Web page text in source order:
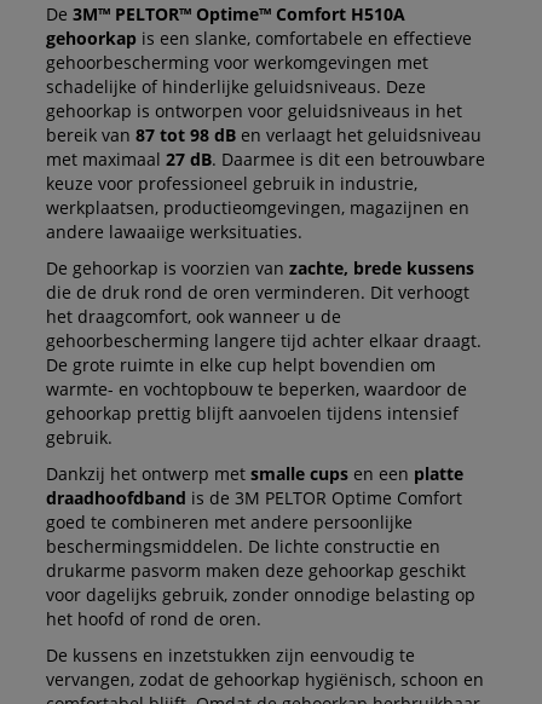
De 3M™ PELTOR™ Optime™ Comfort H510A
gehoorkapis een slanke, comfortabele en effectieve
gehoorbescherming voor werkomgevingen met
schadelijke of hinderlijke geluidsniveaus. Deze
gehoorkap is ontworpen voor geluidsniveaus in het
bereik van 87 tot 98 dBen verlaagt het geluidsniveau
met maximaal 27 dB. Daarmee is dit een betrouwbare
keuze voor professioneel gebruik in industrie,
werkplaatsen, productieomgevingen, magazijnen en
andere lawaaiige werksituaties.
De gehoorkap is voorzien van zachte, brede kussens
die de druk rond de oren verminderen. Dit verhoogt
het draagcomfort, ook wanneer u de
gehoorbescherming langere tijd achter elkaar draagt.
De grote ruimte in elke cup helpt bovendien om
warmte- en vochtopbouw te beperken, waardoor de
gehoorkap prettig blijft aanvoelen tijdens intensief
gebruik.
Dankzij het ontwerp met smalle cupsen een platte
draadhoofdband is de 3M PELTOR Optime Comfort
goed te combineren met andere persoonlijke
beschermingsmiddelen. De lichte constructie en
drukarme pasvorm maken deze gehoorkap geschikt
voor dagelijks gebruik, zonder onnodige belasting op
het hoofd of rond de oren.
De kussens en inzetstukken zijn eenvoudig te
vervangen, zodat de gehoorkap hygiënisch, schoon en